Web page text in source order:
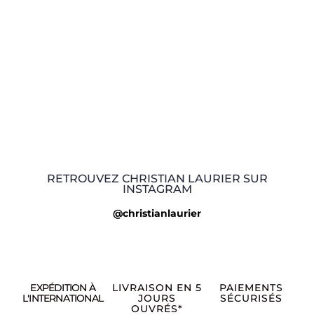
RETROUVEZ CHRISTIAN LAURIER SUR
INSTAGRAM
@christianlaurier
EXPÉDITION À
L'INTERNATIONAL
LIVRAISON EN 5
JOURS
OUVRÉS*
PAIEMENTS
SÉCURISÉS